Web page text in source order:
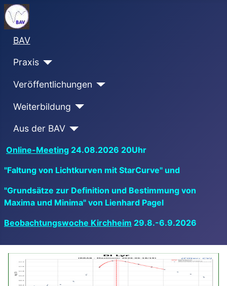
BAV
Praxis
Veröffentlichungen
Weiterbildung
Aus der BAV
Online-Meeting 24.08.2026 20Uhr
"Faltung von Lichtkurven mit StarCurve" und
"Grundsätze zur Definition und Bestimmung von
Maxima und Minima" von Lienhard Pagel
Beobachtungswoche Kirchheim 29.8.-6.9.2026